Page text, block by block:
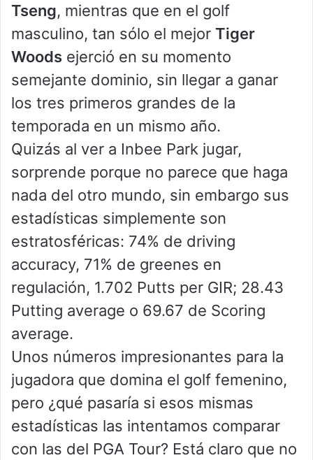
Tseng, mientras que en el golf
masculino, tan sólo el mejor Tiger
Woods ejerció en su momento
semejante dominio, sin llegar a ganar
los tres primeros grandes de la
temporada en un mismo año.
Quizás al ver a Inbee Park jugar,
sorprende porque no parece que haga
nada del otro mundo, sin embargo sus
estadísticas simplemente son
estratosféricas: 74% de driving
accuracy, 71% de greenes en
regulación, 1.702 Putts per GIR; 28.43
Putting average o 69.67 de Scoring
average.
Unos números impresionantes para la
jugadora que domina el golf femenino,
pero ¿qué pasaría si esos mismas
estadísticas las intentamos comparar
con las del PGA Tour? Está claro que no